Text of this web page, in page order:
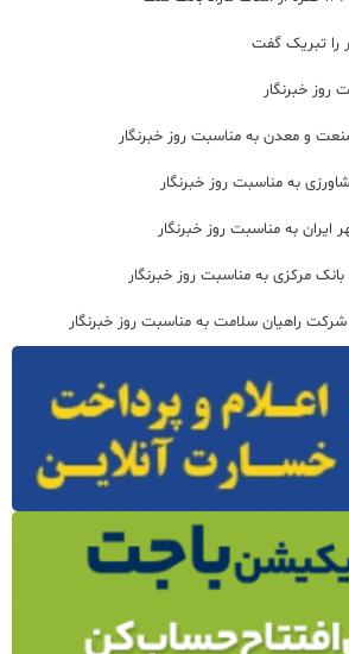
را تبریک گفت
روز خبرنگار
و معدن به مناسبت روز خبرنگار
به مناسبت روز خبرنگار
ایران به مناسبت روز خبرنگار
مرکزی به مناسبت روز خبرنگار
راهیان سلامت به مناسبت روز خبرنگار